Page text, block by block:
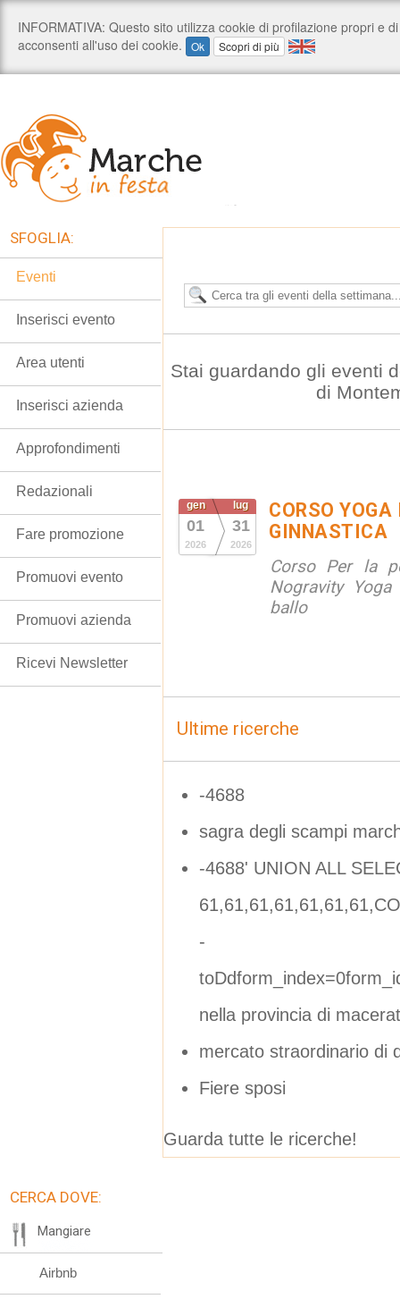
Stai guardando gli eventi
di
gen
01
2026
lug
31
2026
CORSO
GINNASTICA
Corso Per la
Nogravity
ballo
Ultime ricerche
-4688
sagra degli scampi
-4688' UNION ALL
-
nella provincia di
mercato straordinario di
Fiere sposi
Guarda tutte le ricerche!
SFOGLIA:
Eventi
Inserisci evento
Area utenti
Inserisci azienda
Approfondimenti
Redazionali
Fare promozione
Promuovi evento
Promuovi azienda
Ricevi Newsletter
CERCA DOVE:
Mangiare
Airbnb